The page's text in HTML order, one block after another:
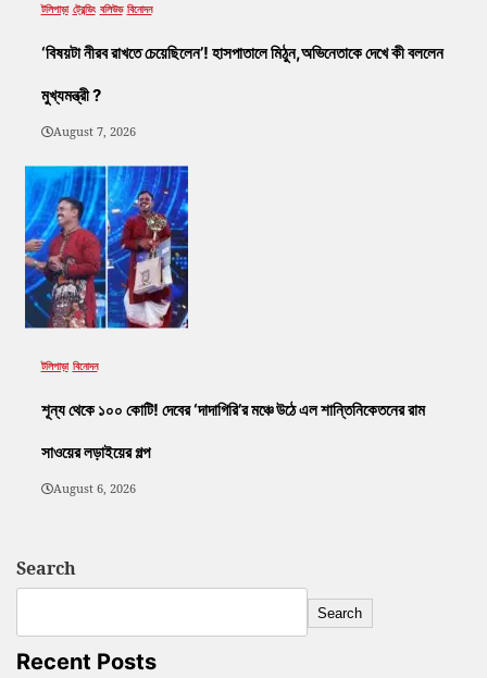
টলিপাড়া ট্রেন্ডিং বলিউড বিনোদন
‘বিষয়টা নীরব রাখতে চেয়েছিলেন’! হাসপাতালে মিঠুন,অভিনেতাকে দেখে কী বললেন
মুখ্যমন্ত্রী ?
August 7, 2026
টলিপাড়া বিনোদন
শূন্য থেকে ১০০ কোটি! দেবের ‘দাদাগিরি’র মঞ্চে উঠে এল শান্তিনিকেতনের রাম
সাওয়ের লড়াইয়ের গল্প
August 6, 2026
Search
Search
Recent Posts